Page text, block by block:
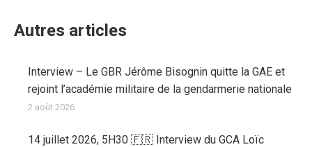
Autres articles
Interview – Le GBR Jérôme Bisognin quitte la GAE et
rejoint l’académie militaire de la gendarmerie nationale
2 août 2026
14 juillet 2026, 5H30 🇫🇷 Interview du GCA Loïc